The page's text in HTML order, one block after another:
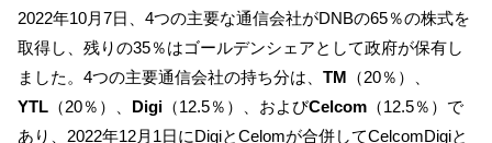
2022年10月7日、4つの主要な通信会社がDNBの65％の株式を
取得し、残りの35％はゴールデンシェアとして政府が保有し
ました。4つの主要通信会社の持ち分は、 TM （20％）、
YTL （20％）、 Digi （12.5％）、およびCelcom （12.5％）で
あり、2022年12月1日にDigiとCelomが合併してCelcomDigiと